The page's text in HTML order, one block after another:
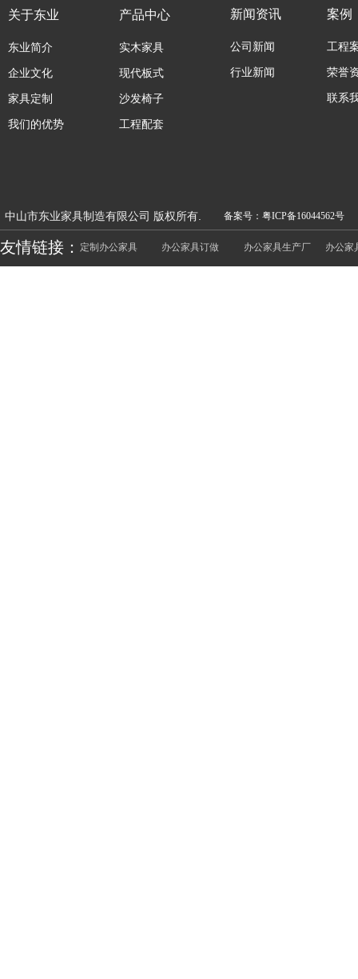
关于东业
东业简介
企业文化
家具定制
我们的优势
产品中心
实木家具
现代板式
沙发椅子
工程配套
新闻资讯
公司新闻
行业新闻
案例
工程
荣誉
联系
定制办公家具 办公家具订做 办公家具生产厂 办公家
友情链接：
中山市东业家具制造有限公司 版权所有. 备案号：粤ICP备16044562号